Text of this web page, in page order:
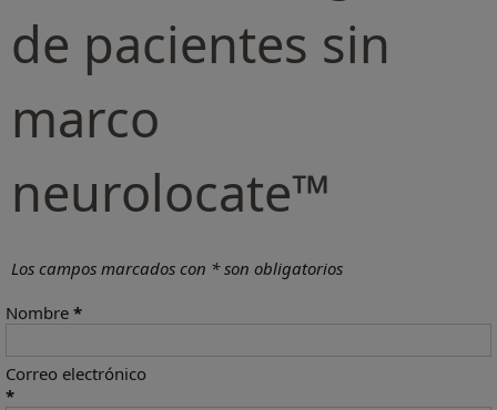
de pacientes sin
marco
neurolocate™
Los campos marcados con * son obligatorios
Nombre *
Correo electrónico
*